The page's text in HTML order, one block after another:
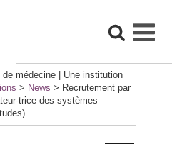
médecine | Une institution
> News > Recrutement par
trice des systèmes